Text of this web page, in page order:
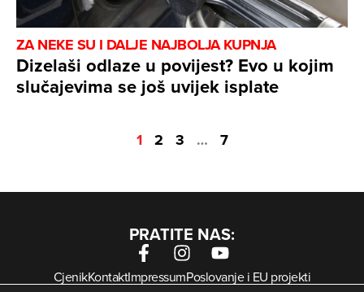
ZA NEKE SU I DALJE NAJBOLJA KUPNJA
Dizelaši odlaze u povijest? Evo u kojim
slučajevima se još uvijek isplate
1 2 3 … 7
PRATITE NAS:
CjenikKontaktImpressumPoslovanje i EU projekti